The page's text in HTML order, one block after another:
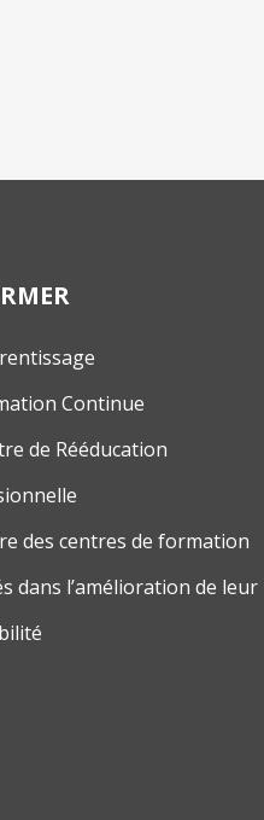
Continue
de Rééducation
des centres de formation
dans l’amélioration de leur